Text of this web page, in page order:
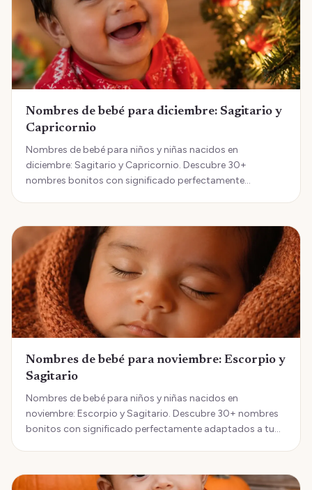
Nombres de bebé para diciembre: Sagitario y
Capricornio
Nombres de bebé para niños y niñas nacidos en
diciembre: Sagitario y Capricornio. Descubre 30+
nombres bonitos con significado perfectamente
Nombres de bebé para noviembre: Escorpio y
Sagitario
Nombres de bebé para niños y niñas nacidos en
noviembre: Escorpio y Sagitario. Descubre 30+ nombres
bonitos con significado perfectamente adaptados a tu